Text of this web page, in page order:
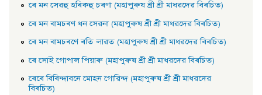
ৰে মন সেৱহু হৰিকহু চৰণা (মহাপুৰুষ শ্ৰী শ্ৰী মাধৱদেৱ বিৰচিত)
ৰে মন ৰামচৰণ ধন সেৱনা (মহাপুৰুষ শ্ৰী শ্ৰী মাধৱদেৱ বিৰচিত)
ৰে মন ৰামচৰণে ৰতি লাৱত (মহাপুৰুষ শ্ৰী শ্ৰী মাধৱদেৱ বিৰচিত)
ৰে সােই গােপাল পিয়াৰু (মহাপুৰুষ শ্ৰী শ্ৰী মাধৱদেৱ বিৰচিত)
ৰেৰে বিৰিন্দাবনে মােহন গােৱিন্দ (মহাপুৰুষ শ্ৰী শ্ৰী মাধৱদেৱ
বিৰচিত)